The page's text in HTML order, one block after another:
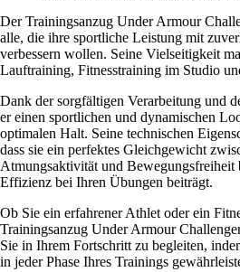
Der Trainingsanzug Under Armour
alle, die ihre sportliche Leistung mit
verbessern wollen. Seine Vielseitigkeit
Lauftraining, Fitnesstraining im Studio
Dank der sorgfältigen Verarbeitung und
er einen sportlichen und dynamischen
optimalen Halt. Seine technischen
dass sie ein perfektes Gleichgewicht
Atmungsaktivität und Bewegungsfreiheit
Effizienz bei Ihren Übungen beiträgt.
Ob Sie ein erfahrener Athlet oder ein
Trainingsanzug Under Armour
Sie in Ihrem Fortschritt zu begleiten,
in jeder Phase Ihres Trainings